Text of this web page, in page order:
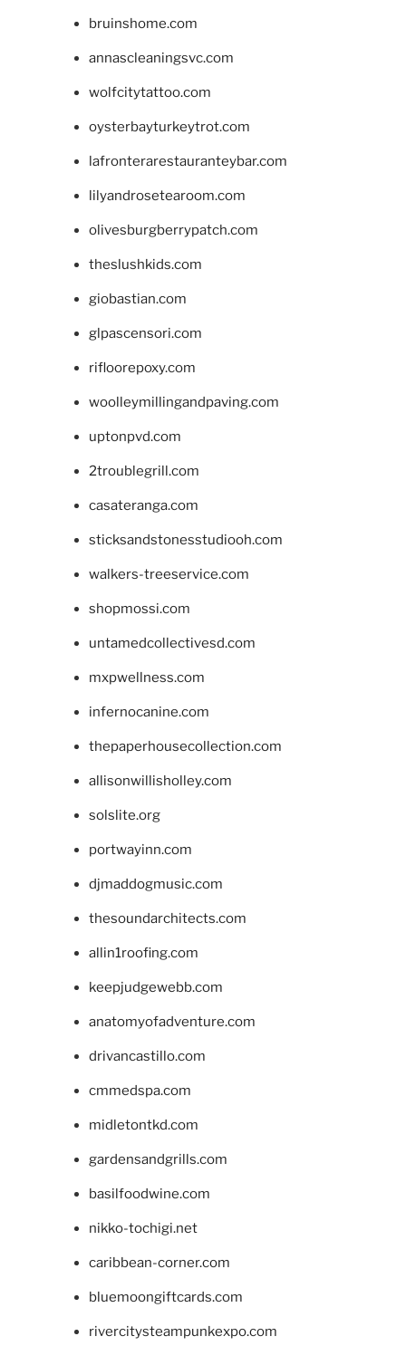
bruinshome.com
annascleaningsvc.com
wolfcitytattoo.com
oysterbayturkeytrot.com
lafronterarestauranteybar.com
lilyandrosetearoom.com
olivesburgberrypatch.com
theslushkids.com
giobastian.com
glpascensori.com
rifloorepoxy.com
woolleymillingandpaving.com
uptonpvd.com
2troublegrill.com
casateranga.com
sticksandstonesstudiooh.com
walkers-treeservice.com
shopmossi.com
untamedcollectivesd.com
mxpwellness.com
infernocanine.com
thepaperhousecollection.com
allisonwillisholley.com
solslite.org
portwayinn.com
djmaddogmusic.com
thesoundarchitects.com
allin1roofing.com
keepjudgewebb.com
anatomyofadventure.com
drivancastillo.com
cmmedspa.com
midletontkd.com
gardensandgrills.com
basilfoodwine.com
nikko-tochigi.net
caribbean-corner.com
bluemoongiftcards.com
rivercitysteampunkexpo.com